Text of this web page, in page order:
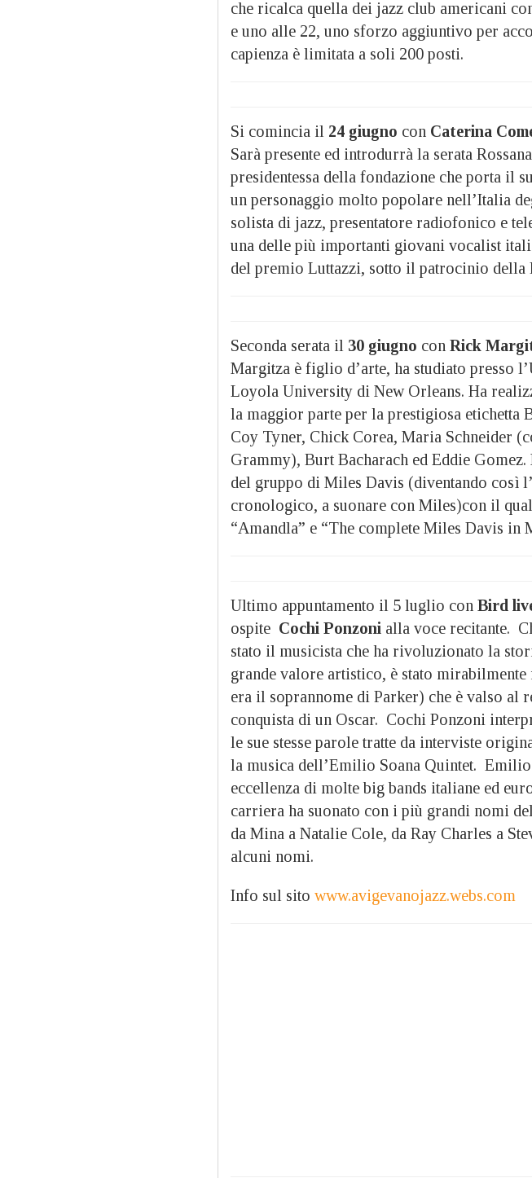
che ricalca quella dei jazz club americani
e uno alle 22, uno sforzo aggiuntivo per
capienza è limitata a soli 200 posti.
Si comincia il 24 giugno con Caterina
Sarà presente ed introdurrà la serata
presidentessa della fondazione che porta il
un personaggio molto popolare nell’Italia
solista di jazz, presentatore radiofonico e
una delle più importanti giovani vocalist
del premio Luttazzi, sotto il patrocinio della
Seconda serata il 30 giugno con Rick
Margitza è figlio d’arte, ha studiato presso
Loyola University di New Orleans. Ha
la maggior parte per la prestigiosa etichetta
Coy Tyner, Chick Corea, Maria Schneider
Grammy), Burt Bacharach ed Eddie
del gruppo di Miles Davis (diventando così
cronologico, a suonare con Miles)con il
“Amandla” e “The complete Miles Davis in
Ultimo appuntamento il 5 luglio con Bird
ospite Cochi Ponzoni alla voce recitante.
stato il musicista che ha rivoluzionato la
grande valore artistico, è stato
era il soprannome di Parker) che è valso al
conquista di un Oscar. Cochi Ponzoni
le sue stesse parole tratte da interviste
la musica dell’Emilio Soana Quintet.
eccellenza di molte big bands italiane ed
carriera ha suonato con i più grandi nomi
da Mina a Natalie Cole, da Ray Charles a
alcuni nomi.
Info sul sito www.avigevanojazz.webs.com